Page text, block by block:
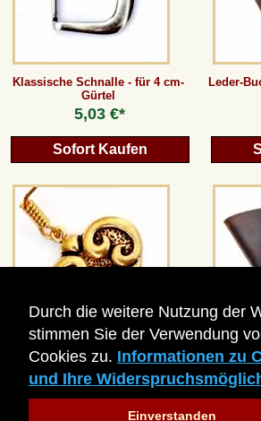
Durch die weitere Nutzung der
stimmen Sie der Verwendung
Cookies zu. Informationen zu
und Ihre
Einverstanden
Klassische Schnalle - für 4 cm-
Gürtel
5,03 €*
Sofort Kaufen
Leder-
Magyarischer Ohrring - Bronze /
Paar
ab6,71 €*
Leder-